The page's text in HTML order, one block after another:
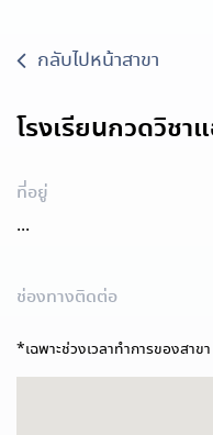
กลับไปหน้าสาขา
โรงเรียนกวดวิช
ที่อยู่
...
ช่องทางติดต่อ
*เฉพาะช่วงเวลาทำการของสาขา